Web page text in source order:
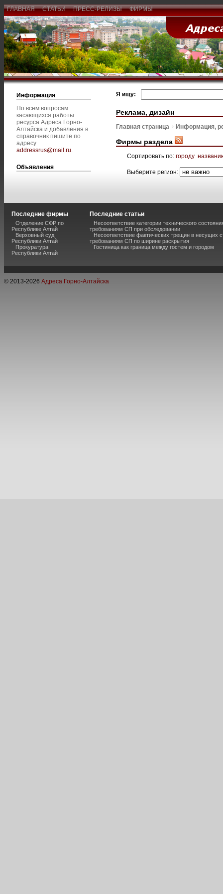
ГЛАВНАЯ СТАТЬИ ПРЕСС-РЕЛИЗЫ ФИРМЫ
Информация
По всем вопросам
касающихся работы
ресурса Адреса Горно-
Алтайска и добавления в
справочник пишите по
адресу
addressrus@mail.ru.
Объявления
Я ищу:
Реклама, дизайн
Главная страница Информация,
Фирмы раздела
Сортировать по: городу
Выберите регион:
Последние фирмы
Отделение СФР по
Республике Алтай
Верховный суд
Республики Алтай
Прокуратура
Республики Алтай
Последние статьи
Несоответствие категории технического
требованиям СП при обследовании
Несоответствие фактических трещин в несущих
требованиям СП по ширине раскрытия
Гостиница как граница между гостем и городом
© 2013-2026 Адреса Горно-Алтайска